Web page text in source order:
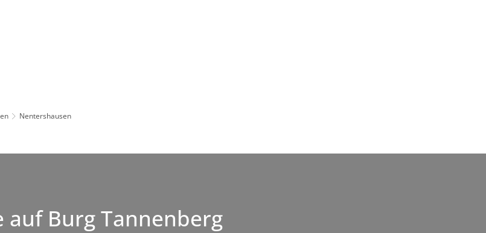
Nentershausen
Burg Tannenberg